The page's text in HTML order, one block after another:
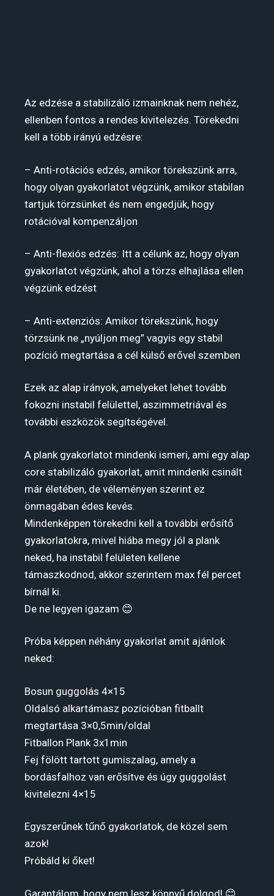
Az edzése a stabilizáló izmainknak nem nehéz,
ellenben fontos a rendes kivitelezés. Törekedni
kell a több irányú edzésre:
– Anti-rotációs edzés, amikor törekszünk arra,
hogy olyan gyakorlatot végzünk, amikor stabilan
tartjuk törzsünket és nem engedjük, hogy
rotációval kompenzáljon
– Anti-flexiós edzés: Itt a célunk az, hogy olyan
gyakorlatot végzünk, ahol a törzs elhajlása ellen
végzünk edzést
– Anti-extenziós: Amikor törekszünk, hogy
törzsünk ne „nyúljon meg” vagyis egy stabil
pozíció megtartása a cél külső erővel szemben
Ezek az alap irányok, amelyeket lehet tovább
fokozni instabil felülettel, aszimmetriával és
további eszközök segítségével.
A plank gyakorlatot mindenki ismeri, ami egy alap
core stabilizáló gyakorlat, amit mindenki csinált
már életében, de véleményen szerint ez
önmagában édes kevés.
Mindenképpen törekedni kell a további erősítő
gyakorlatokra, mivel hiába megy jól a plank
neked, ha instabil felületen kellene
támaszkodnod, akkor szerintem max fél percet
bírnál ki.
De ne legyen igazam 😊
Próba képpen néhány gyakorlat amit ajánlok
neked:
Bosun guggolás 4×15
Oldalsó alkartámasz pozícióban fitballt
megtartása 3×0,5min/oldal
Fitballon Plank 3x1min
Fej fölött tartott gumiszalag, amely a
bordásfalhoz van erősítve és úgy guggolást
kivitelezni 4×15
Egyszerűnek tűnő gyakorlatok, de közel sem
azok!
Próbáld ki őket!
Garantálom, hogy nem lesz könnyű dolgod! 😊